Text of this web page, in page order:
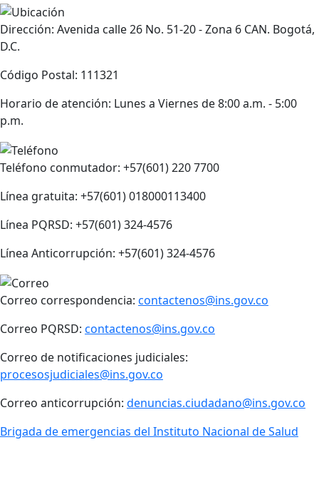
Dirección: Avenida calle 26 No. 51-20 - Zona 6 CAN. Bogotá,
D.C.
Código Postal: 111321
Horario de atención: Lunes a Viernes de 8:00 a.m. - 5:00
p.m.
Teléfono conmutador: +57(601) 220 7700
Línea gratuita: +57(601) 018000113400
Línea PQRSD: +57(601) 324-4576
Línea Anticorrupción: +57(601) 324-4576
Correo correspondencia: contactenos@ins.gov.co
Correo PQRSD: contactenos@ins.gov.co
Correo de notificaciones judiciales:
procesosjudiciales@ins.gov.co
Correo anticorrupción: denuncias.ciudadano@ins.gov.co
Brigada de emergencias del Instituto Nacional de Salud